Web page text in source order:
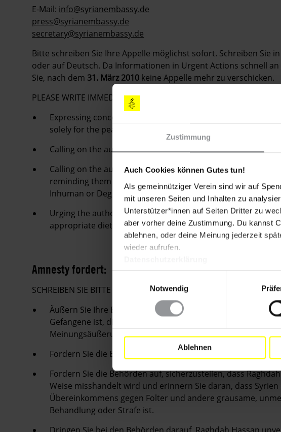
Zustimmung
Auch Cookies können Gutes tun!
Als gemeinnütziger Verein sind wir auf
mit unseren Seiten und Inhalten zu
Unterstützer*innen auf Seiten Dritter zu
aber vorher deine Zustimmung. Du kannst
ablehnen, oder deine Meinung jederzeit
wieder aufrufen.
Notwendig
Ablehnen
E-Mail: info@syrianembassy.de
press@syrianembassy.de
secretary@syrianembassy.de
Bitte schreiben Sie Ihre Appelle möglichst sofort. Schreiben Sie
oder auf Deutsch. Da Informationen in Urgent Actions schnell
Sie, nach dem 31. März 2010 keine Appelle mehr zu verschicken.
PLEASE WRITE IMMEDIATELY
Expressing concern that Raghdah Sa’id Hassan appears to
solely for the peaceful exercise of her right to freedom of
Calling on the authorities to release her immediately and
Calling on the authorities to ensure that she will not be
reminding them that Syria is a state party to the UN
Inhuman or Degrading Treatment or Punishment;
Urging the authorities to immediately allow her visits from
appropriate diet and any medical treatment she may
Amnesty fordert:
SCHREIBEN SIE BITTE FAXE ODER LUFTPOSTBRIEFE
Äußern Sie Ihre Besorgnis darüber, dass Raghdah Sa’id
Gefangene ist, die lediglich wegen der friedlichen
Meinungsäußerung festgehalten wird.
Fordern Sie die Behörden auf, sie sofort und bedingungslos
Fordern Sie die Behörden auf, sicherzustellen, dass
Weise misshandelt wird und erinnern Sie daran, dass
Übereinkommens gegen Folter und andere grausame,
Behandlung oder Strafe ist.